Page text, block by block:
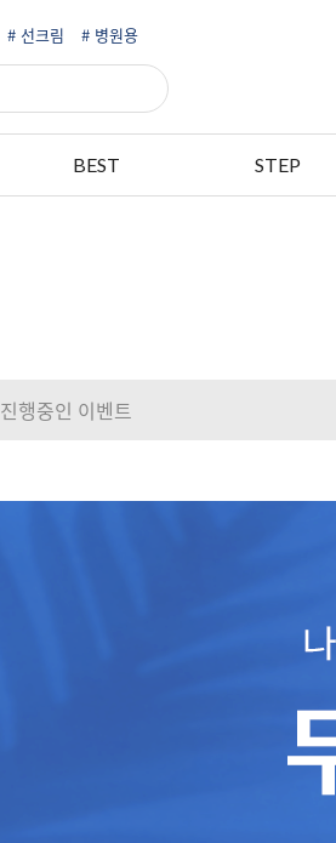
# 선크림 # 병원용
BEST STEP
진행중인 이벤트